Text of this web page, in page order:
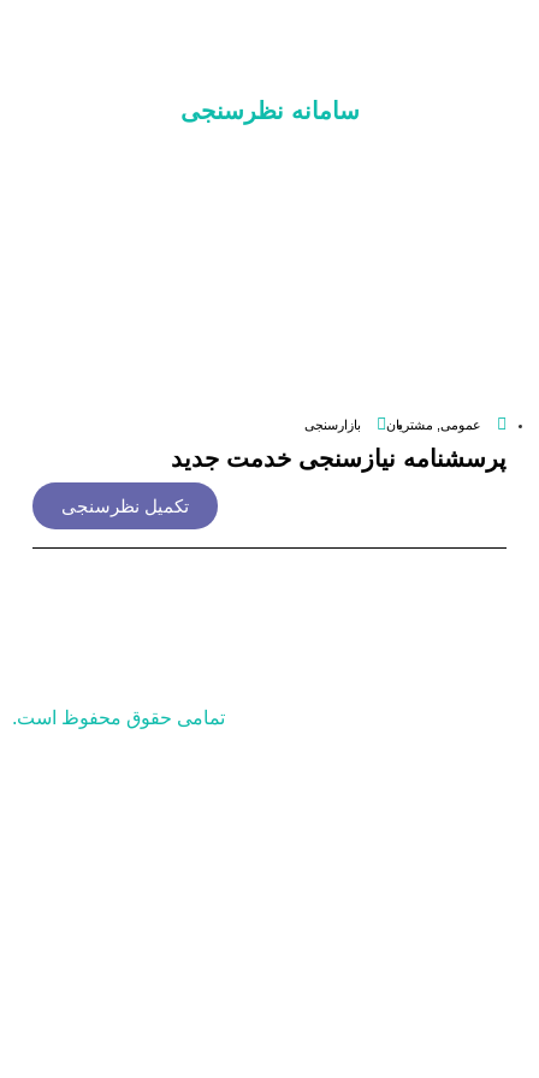
سامانه نظرسنجی
عمومی, مشتریان بازارسنجی
پرسشنامه نیازسنجی خدمت جدید
تکمیل نظرسنجی
تمامی حقوق محفوظ است.